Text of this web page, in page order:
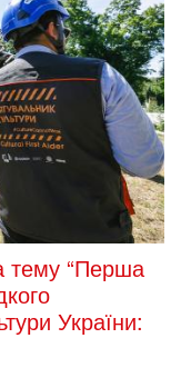
тему “Перша
України: